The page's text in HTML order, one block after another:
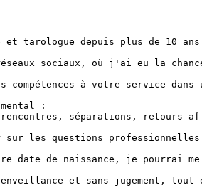
et tarologue depuis plus de 10
sociaux, où j'ai eu la chance
compétences à votre service
:
rencontres, séparations,
sur les questions
date de naissance, je pourrai
et sans jugement, tout